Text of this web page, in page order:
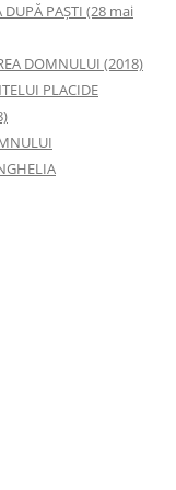
DUPĂ PAȘTI (28 mai
DOMNULUI (2018)
PLACIDE